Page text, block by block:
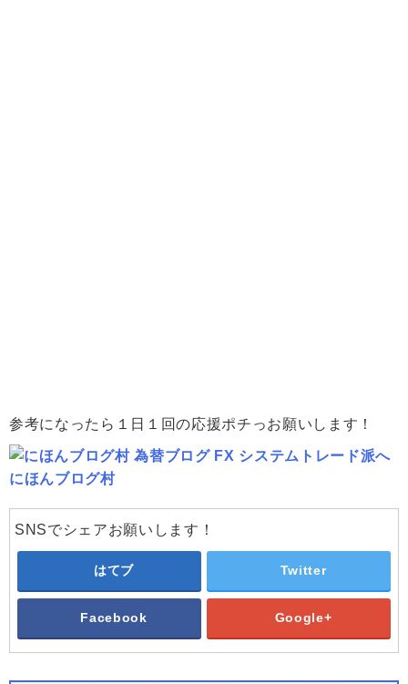
参考になったら１日１回の応援ポチっお願いします！
にほんブログ村
SNSでシェアお願いします！
はてブ Twitter
Facebook Google+